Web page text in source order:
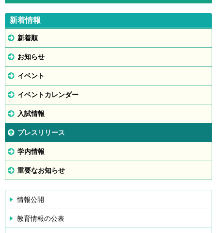
新着情報
新着順
お知らせ
イベント
イベントカレンダー
入試情報
プレスリリース
学内情報
重要なお知らせ
情報公開
教育情報の公表